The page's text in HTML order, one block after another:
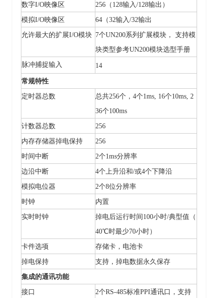
数字I/O映像区 256（128输入/128输出）
模拟I/O映像区 64（32输入/32输出
允许最大的扩展I/O模块 7个UN200系列扩展模块， 支持模
块类型参考UN200模块选型手册
脉冲捕捉输入 14
常规特性
定时器总数 总共256个，4个1ms, 16个10ms, 2
36个100ms
计数器总数 256
内存存储器掉电保持 256
时间中断 2个1ms分辨率
边沿中断 4个上升沿和/或4个下降沿
模拟电位器 2个8位分辨率
时钟 内置
实时时钟 掉电后运行时间 100小时/典型值（
40℃时最少70小时）
卡件选项 存储卡，电池卡
掉电保持 支持，掉电数据永久保存
集成的通讯功能
接口 2个RS-485标准PPI通讯口， 支持